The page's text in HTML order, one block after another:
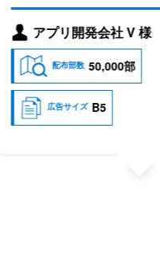
開発会社 V 様
50,000部
B5